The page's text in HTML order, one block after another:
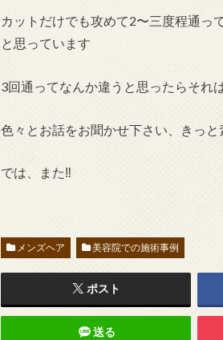
カットだけでも攻めて2〜三度程通っ
と思っています
3回通ってなんか違うと思ったらそれ
色々とお話をお聞かせ下さい、きっ
では、また‼︎
メンズヘア 美容院での施術事例
ポスト
送る